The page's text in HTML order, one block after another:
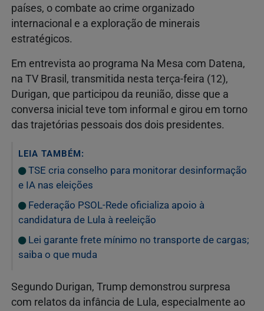
países, o combate ao crime organizado
internacional e a exploração de minerais
estratégicos.
Em entrevista ao programa Na Mesa com Datena,
na TV Brasil, transmitida nesta terça-feira (12),
Durigan, que participou da reunião, disse que a
conversa inicial teve tom informal e girou em torno
das trajetórias pessoais dos dois presidentes.
LEIA TAMBÉM:
TSE cria conselho para monitorar desinformação
e IA nas eleições
Federação PSOL-Rede oficializa apoio à
candidatura de Lula à reeleição
Lei garante frete mínimo no transporte de cargas;
saiba o que muda
Segundo Durigan, Trump demonstrou surpresa
com relatos da infância de Lula, especialmente ao